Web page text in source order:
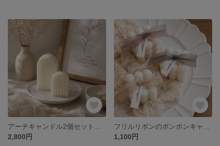
2,800円
1,100円